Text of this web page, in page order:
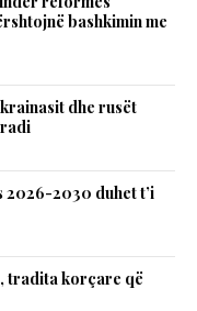
bashkimin me
dhe rusët
2030 duhet t’i
tradita korçare që